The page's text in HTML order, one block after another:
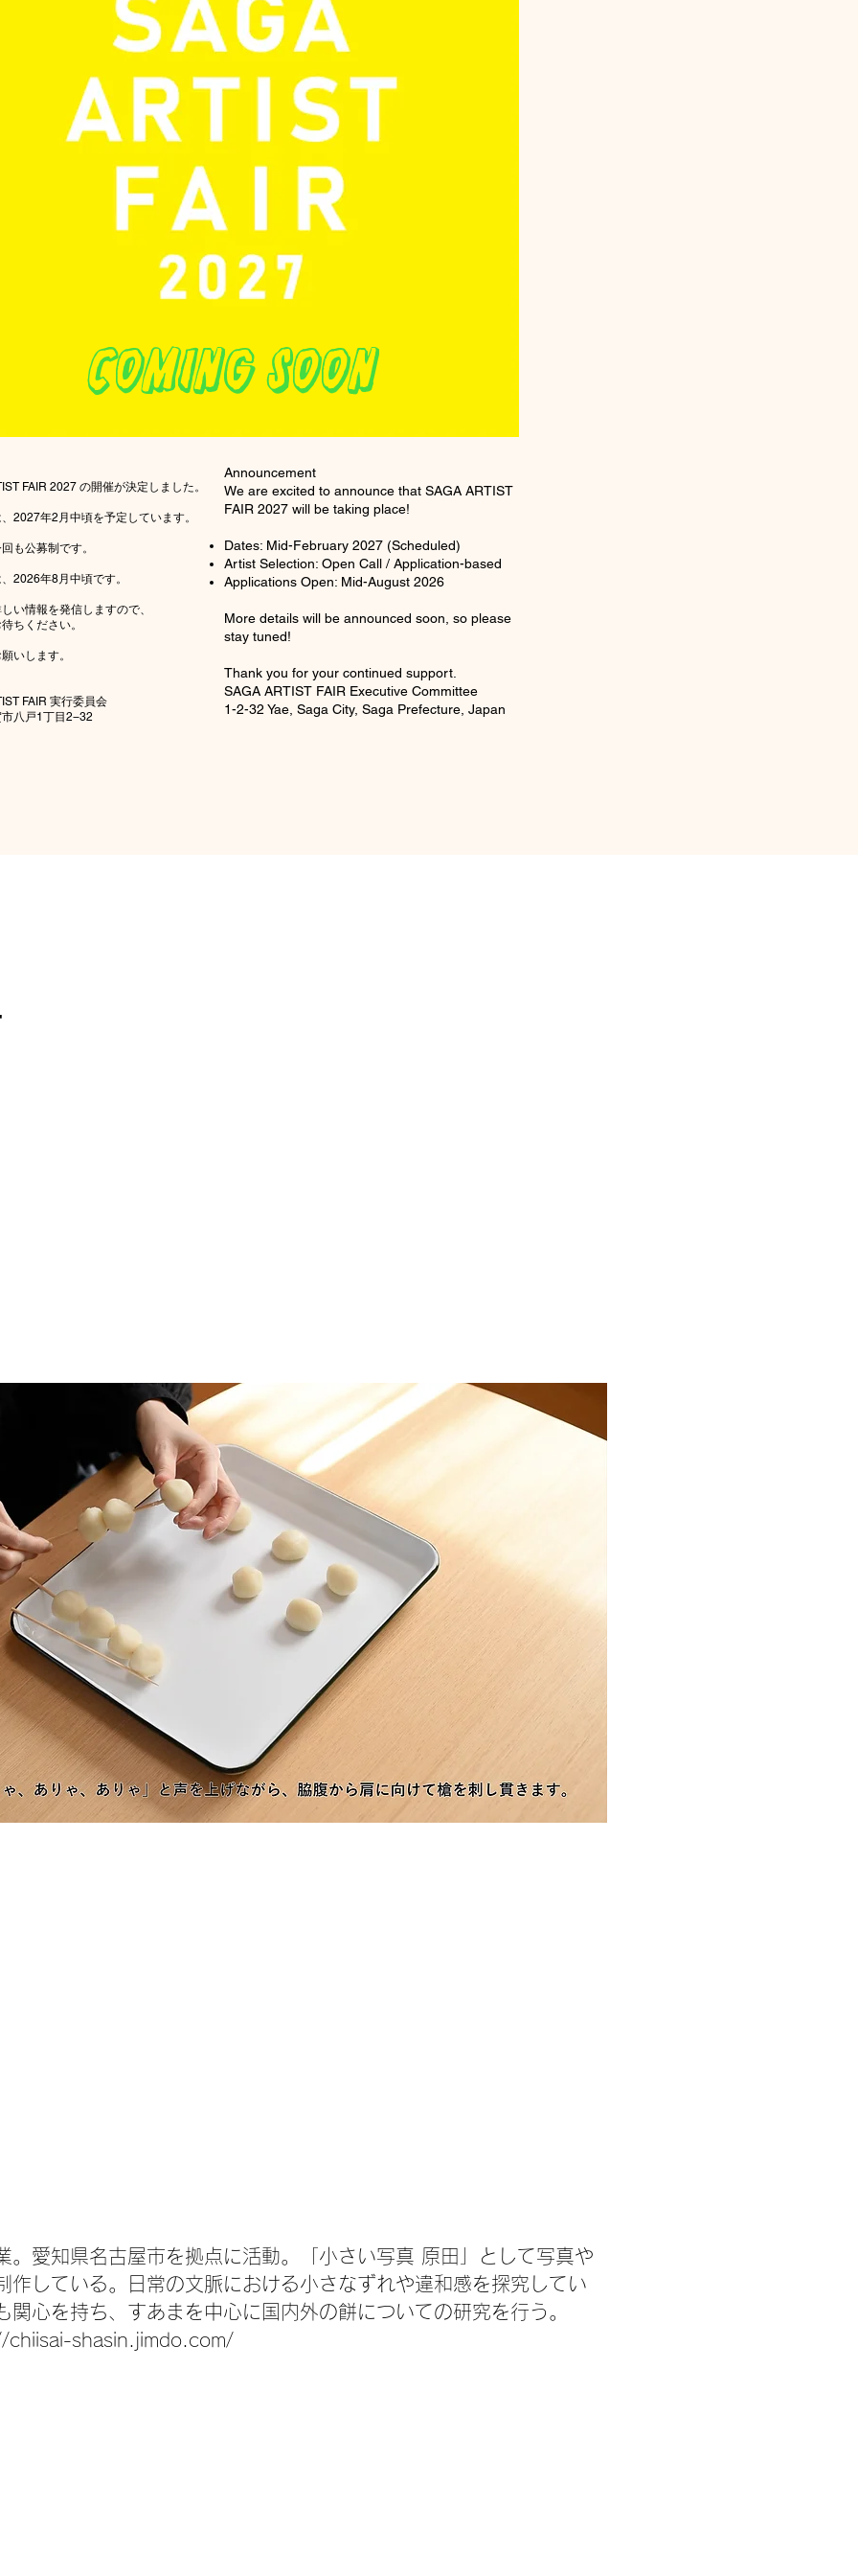
coming soon
FAIR 2027 の開催が決定しました。
2027年2月中頃を予定しています。
も公募制です。
2026年8月中頃です。
い情報を発信しますので、
ちください。
いします。
FAIR 実行委員会
八戸1丁目2−32
Announcement
We are excited to announce that SAGA ARTIST
FAIR 2027 will be taking place!
Dates: Mid-February 2027 (Scheduled)
Artist Selection: Open Call / Application-based
Applications Open: Mid-August 2026
More details will be announced soon, so please
stay tuned!
Thank you for your continued support.
SAGA ARTIST FAIR Executive Committee
1-2-32 Yae, Saga City, Saga Prefecture, Japan
。愛知県名古屋市を拠点に活動。「小さい写真 原田」として写真や
作している。日常の文脈における小さなずれや違和感を探究してい
関心を持ち、すあまを中心に国内外の餅についての研究を行う。
chiisai-shasin.jimdo.com/